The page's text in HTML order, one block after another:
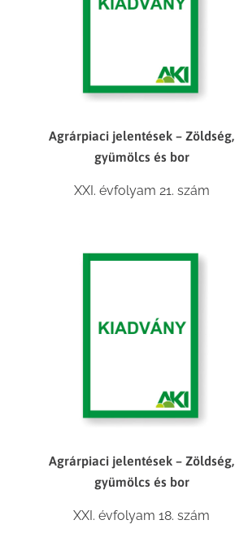
Agrárpiaci jelentések – Zöldség,
gyümölcs és bor
XXI. évfolyam 21. szám
Agrárpiaci jelentések – Zöldség,
gyümölcs és bor
XXI. évfolyam 18. szám